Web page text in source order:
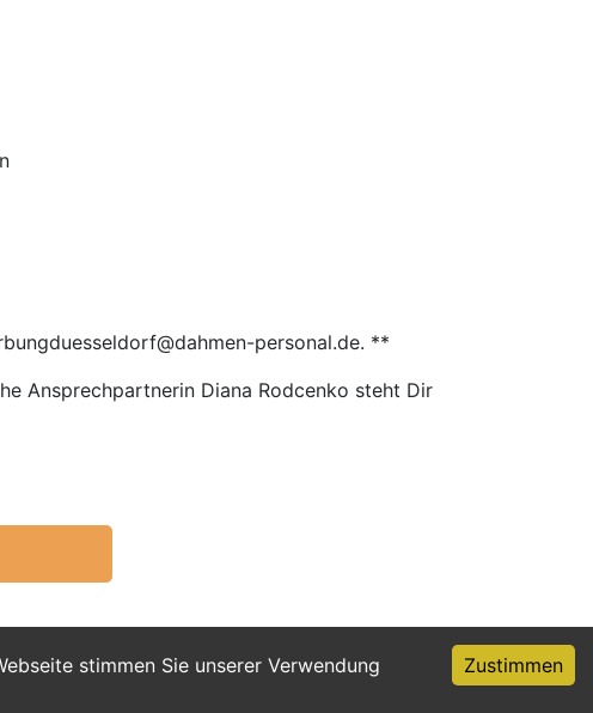
stimmen Sie unserer Verwendung
Zustimmen
personal.de. **
Ansprechpartnerin Diana Rodcenko steht Dir